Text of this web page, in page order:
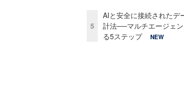
5
AIと安全に接続されたデ
計法──マルチエージェ
る5ステップ
NEW